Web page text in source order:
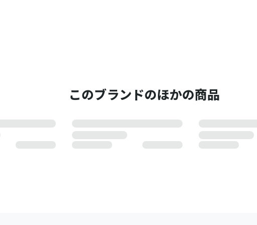
このブランドのほかの商品